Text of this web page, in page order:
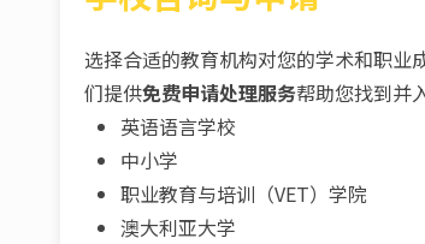
选择合适的教育机构对您的学术和职
们提供免费申请处理服务帮助您找到并
英语语言学校
中小学
职业教育与培训（VET）学院
澳大利亚大学